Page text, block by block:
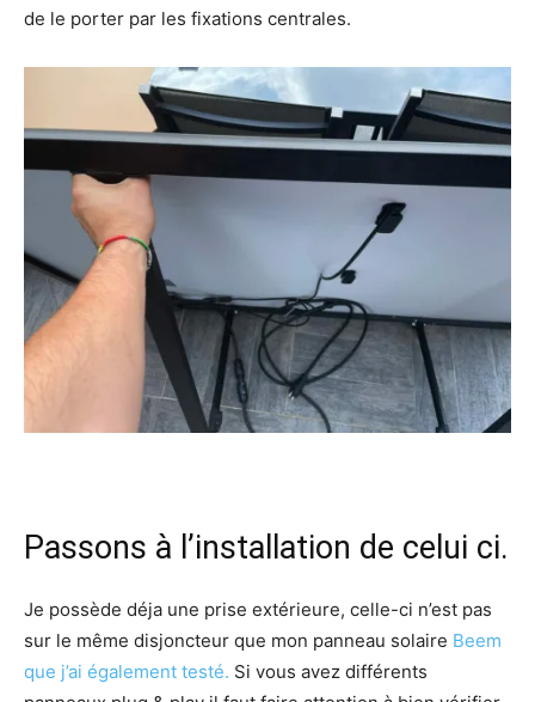
de le porter par les fixations centrales.
Passons à l’installation de celui ci.
Je possède déja une prise extérieure, celle-ci n’est pas
sur le même disjoncteur que mon panneau solaire Beem
que j’ai également testé. Si vous avez différents